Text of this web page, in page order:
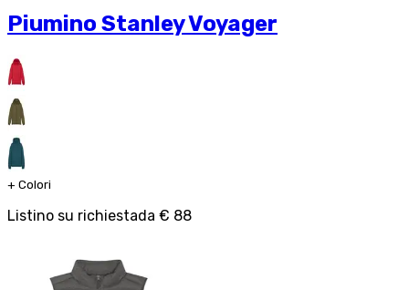
Piumino Stanley Voyager
+ Colori
Listino su richiestada € 88